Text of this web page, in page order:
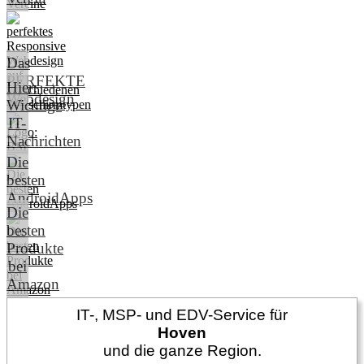
Das
PERFEKTE
Webdesign
Hier:
Wichtige
IT-
Nachrichten
Die
besten
AndroidApps
Die
besten
Produkte
bei
Amazon
IT-, MSP- und EDV-Service für
Hoven
und die ganze Region.